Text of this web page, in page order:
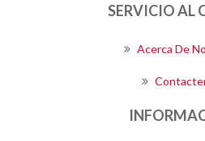
SERVICIO AL
Acerca De